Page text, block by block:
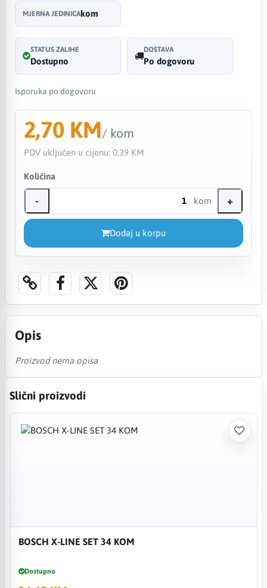
MJERNA JEDINICAkom
STATUS ZALIHE
Dostupno
DOSTAVA
Po dogovoru
Isporuka po dogovoru
2,70 KM/ kom
PDV uključen u cijenu: 0,39 KM
Količina
- kom +
Dodaj u korpu
Opis
Proizvod nema opisa
Slični proizvodi
BOSCH X-LINE SET 34 KOM
Dostupno